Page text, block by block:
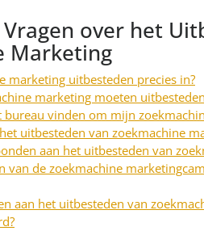
over het
Marketing
marketing uitbesteden precies in?
marketing moeten
bureau vinden om mijn
uitbesteden van zoekmachine
aan het uitbesteden van
van de zoekmachine
aan het uitbesteden van